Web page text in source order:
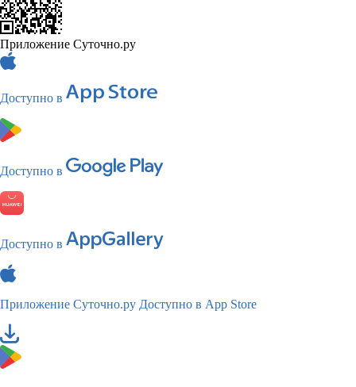
Приложение Суточно.ру
Доступно в
Доступно в
Доступно в
Приложение Суточно.ру Доступно в App Store